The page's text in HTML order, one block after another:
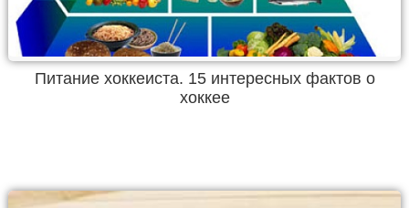
Питание хоккеиста. 15 интересных фактов о
хоккее